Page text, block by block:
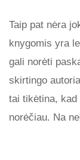
Taip pat nėra
knygomis yra
gali norėti
skirtingo
tai tikėtina, kad
norėčiau. Na